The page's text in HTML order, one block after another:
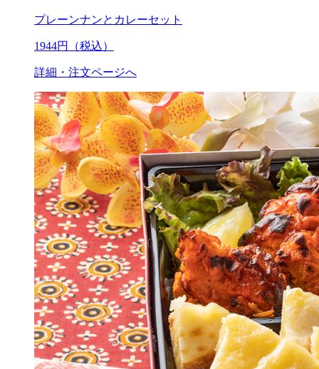
プレーンナンとカレーセット
1944円（税込）
詳細・注文ページへ